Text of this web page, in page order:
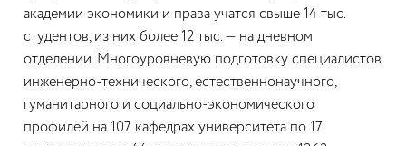
академии экономики и права учатся свыше 14 тыс.
студентов, из них более 12 тыс. — на дневном
отделении. Многоуровневую подготовку специалистов
инженерно-технического, естественнонаучного,
гуманитарного и социально-экономического
профилей на 107 кафедрах университета по 17